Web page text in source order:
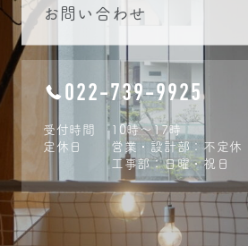
お問い合わせ
022-739-9925
受付時間
10時〜17時
定休日
営業・設計部：不定休
工事部：日曜・祝日